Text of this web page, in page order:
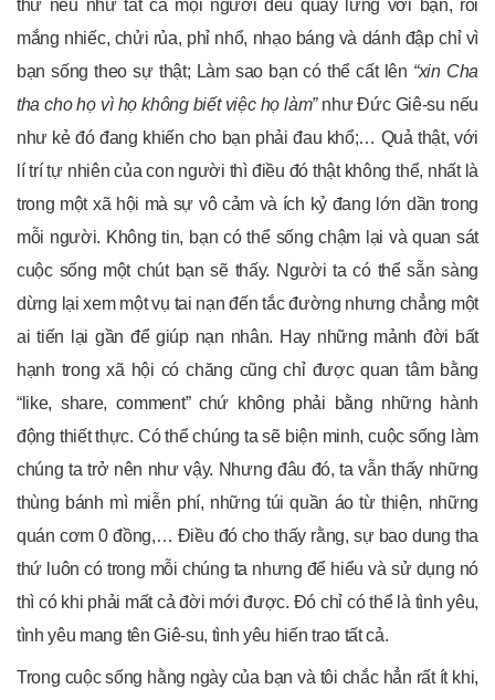
thứ nếu như tất cả mọi người đều quay lưng với bạn, rồi
mắng nhiếc, chửi rủa, phỉ nhổ, nhạo báng và dánh đập chỉ vì
bạn sống theo sự thật; Làm sao bạn có thể cất lên “xin Cha
tha cho họ vì họ không biết việc họ làm”như Đức Giê-su nếu
như kẻ đó đang khiến cho bạn phải đau khổ;… Quả thật, với
lí trí tự nhiên của con người thì điều đó thật không thể, nhất là
trong một xã hội mà sự vô cảm và ích kỷ đang lớn dần trong
mỗi người. Không tin, bạn có thể sống chậm lại và quan sát
cuộc sống một chút bạn sẽ thấy. Người ta có thể sẵn sàng
dừng lại xem một vụ tai nạn đến tắc đường nhưng chẳng một
ai tiến lại gần để giúp nạn nhân. Hay những mảnh đời bất
hạnh trong xã hội có chăng cũng chỉ được quan tâm bằng
“like, share, comment” chứ không phải bằng những hành
động thiết thực. Có thể chúng ta sẽ biện minh, cuộc sống làm
chúng ta trở nên như vậy. Nhưng đâu đó, ta vẫn thấy những
thùng bánh mì miễn phí, những túi quần áo từ thiện, những
quán cơm 0 đồng,… Điều đó cho thấy rằng, sự bao dung tha
thứ luôn có trong mỗi chúng ta nhưng để hiểu và sử dụng nó
thì có khi phải mất cả đời mới được. Đó chỉ có thể là tình yêu,
tình yêu mang tên Giê-su, tình yêu hiến trao tất cả.
Trong cuộc sống hằng ngày của bạn và tôi chắc hẳn rất ít khi,